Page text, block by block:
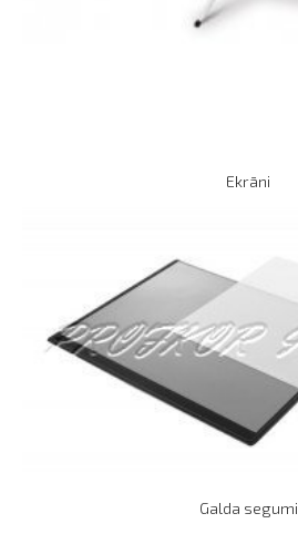
Ekrāni
Galda segumi